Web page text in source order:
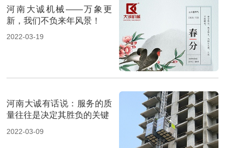
河南大诚机械——万象更
新，我们不负来年风景！
2022-03-19
河南大诚有话说：服务的质
量往往是决定其胜负的关键
2022-03-09